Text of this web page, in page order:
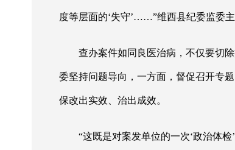
度等层面的‘失守’……”维西县纪委监委
查办案件如同良医治病，不仅要切
委坚持问题导向，一方面，督促召开专
保改出实效、治出成效。
“这既是对案发单位的一次‘政治体